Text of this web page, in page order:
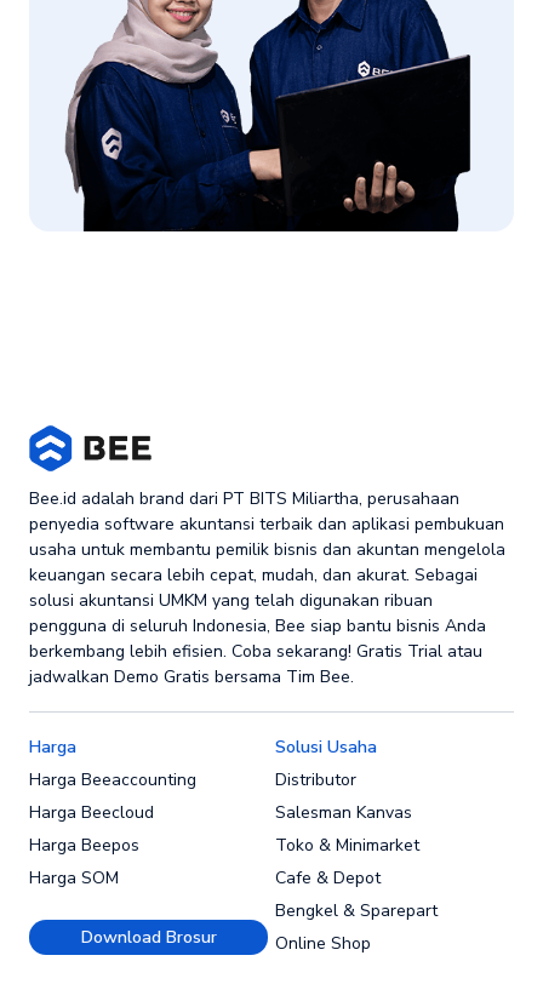
Bee.id adalah brand dari PT BITS Miliartha, perusahaan
penyedia software akuntansi terbaik dan aplikasi pembukuan
usaha untuk membantu pemilik bisnis dan akuntan mengelola
keuangan secara lebih cepat, mudah, dan akurat. Sebagai
solusi akuntansi UMKM yang telah digunakan ribuan
pengguna di seluruh Indonesia, Bee siap bantu bisnis Anda
berkembang lebih efisien. Coba sekarang! Gratis Trial atau
jadwalkan Demo Gratis bersama Tim Bee.
Harga
Harga Beeaccounting
Harga Beecloud
Harga Beepos
Harga SOM
Download Brosur
Solusi Usaha
Distributor
Salesman Kanvas
Toko & Minimarket
Cafe & Depot
Bengkel & Sparepart
Online Shop